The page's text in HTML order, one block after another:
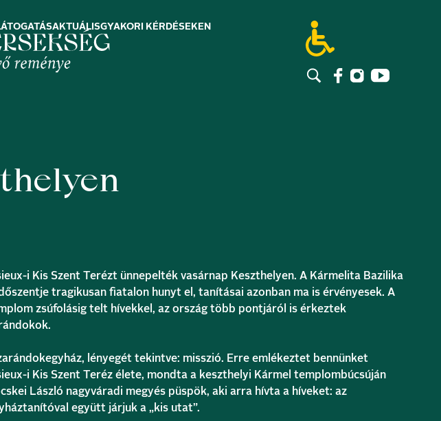
AKTUÁLISGYAKORI KÉRDÉSEK EN
i Kis Szent Terézt ünnepelték vasárnap Keszthelyen. A Kármelita Bazilika
tragikusan fiatalon hunyt el, tanításai azonban ma is érvényesek. A
zsúfolásig telt hívekkel, az ország több pontjáról is érkeztek
lényegét tekintve: misszió. Erre emlékeztet bennünket
i Kis Szent Teréz élete, mondta a keszthelyi Kármel templombúcsúján
László nagyváradi megyés püspök, aki arra hívta a híveket: az
együtt járjuk a „kis utat”.